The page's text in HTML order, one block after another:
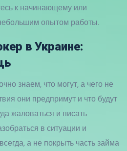
к начинающему или
опытом работы.
в Украине:
знаем, что могут, а чего не
они предпримут и что будут
жаловаться и писать
в ситуации и
а не покрыть часть займа